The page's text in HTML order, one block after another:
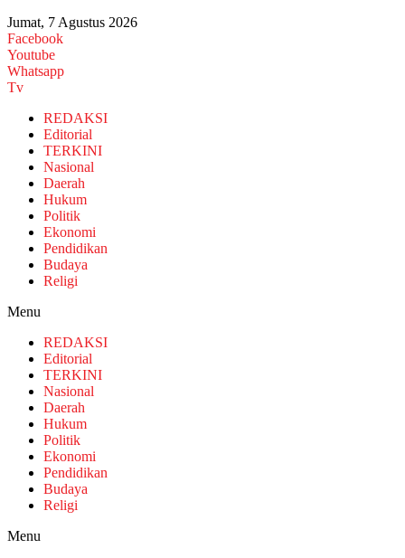
Jumat, 7 Agustus 2026
Facebook
Youtube
Whatsapp
Tv
REDAKSI
Editorial
TERKINI
Nasional
Daerah
Hukum
Politik
Ekonomi
Pendidikan
Budaya
Religi
Menu
REDAKSI
Editorial
TERKINI
Nasional
Daerah
Hukum
Politik
Ekonomi
Pendidikan
Budaya
Religi
Menu